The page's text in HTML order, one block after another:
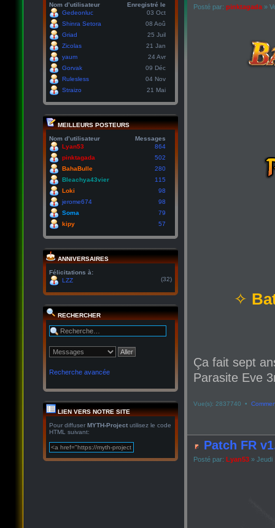
Nom d’utilisateur
Enregistré le
Gedeonluc
03 Oct
Shinra Setora
08 Aoû
Griad
25 Juil
Zicolas
21 Jan
yaum
24 Avr
Gorvak
09 Déc
Rulesless
04 Nov
Straizo
21 Mai
MEILLEURS POSTEURS
Nom d’utilisateur
Messages
Lyan53
864
pinktagada
502
BahaBulle
280
Bleachya43vier
115
Loki
98
jerome674
98
Soma
79
kipy
57
ANNIVERSAIRES
Félicitations à:
LZZ
(32)
RECHERCHER
Recherche avancée
LIEN VERS NOTRE SITE
Pour diffuser MYTH-Project utilisez le code
HTML suivant:
Posté par: pinktagada »
✧
Ça fait sept
Parasite Eve
Vue(s): 2837740 •
Patch FR
Posté par: Lyan53 » Jeudi